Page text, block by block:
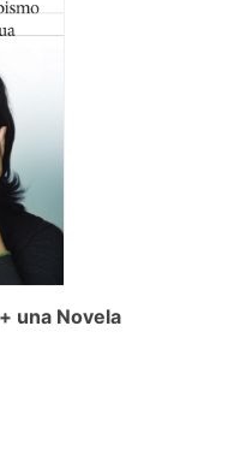
una Novela